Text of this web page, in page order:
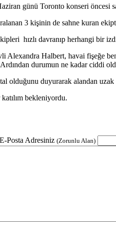
günü Toronto konseri öncesi
3 kişinin de sahne kuran
hızlı davranıp herhangi bir
Alexandra Halbert, havai fişeğe
durumun ne kadar ciddi
olduğunu duyurarak alandan uzak
bekleniyordu.
E-Posta Adresiniz (Zorunlu Alan)